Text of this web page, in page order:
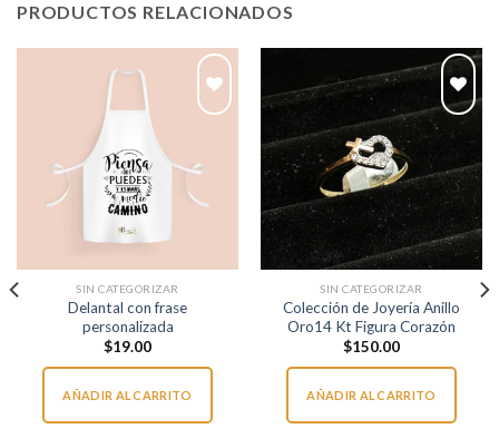
PRODUCTOS RELACIONADOS
SIN CATEGORIZAR
Delantal con frase
personalizada
$19.00
AÑADIR AL CARRITO
SIN CATEGORIZAR
Colección de Joyería Anillo
Oro14 Kt Figura Corazón
$150.00
AÑADIR AL CARRITO